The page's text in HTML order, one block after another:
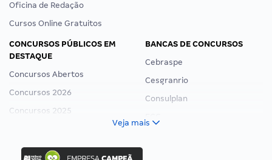
Oficina de Redação
Cursos Online Gratuitos
CONCURSOS PÚBLICOS EM
DESTAQUE
Concursos Abertos
Concursos 2026
Concursos 2025
Concurso Ibama
BANCAS DE CONCURSOS
Cebraspe
Cesgranrio
Consulplan
Veja mais